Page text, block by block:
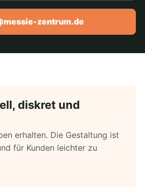
zentrum.de
diskret und
erhalten. Die Gestaltung ist
für Kunden leichter zu